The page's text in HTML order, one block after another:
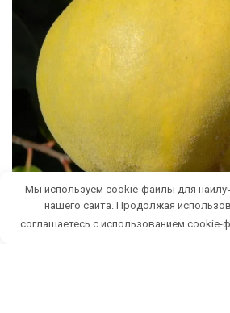
Мы используем cookie-файлы для
нашего сайта. Продолжая
соглашаетесь с использованием cookie-